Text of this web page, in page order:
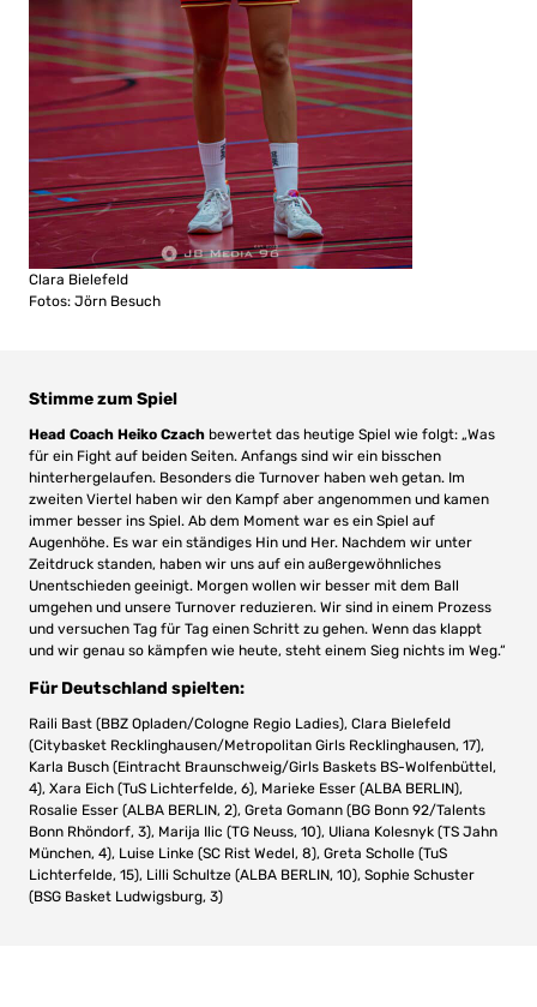
Clara Bielefeld
Fotos: Jörn Besuch
Stimme zum Spiel
Head Coach Heiko Czach bewertet das heutige Spiel wie folgt: „Was
für ein Fight auf beiden Seiten. Anfangs sind wir ein bisschen
hinterhergelaufen. Besonders die Turnover haben weh getan. Im
zweiten Viertel haben wir den Kampf aber angenommen und kamen
immer besser ins Spiel. Ab dem Moment war es ein Spiel auf
Augenhöhe. Es war ein ständiges Hin und Her. Nachdem wir unter
Zeitdruck standen, haben wir uns auf ein außergewöhnliches
Unentschieden geeinigt. Morgen wollen wir besser mit dem Ball
umgehen und unsere Turnover reduzieren. Wir sind in einem Prozess
und versuchen Tag für Tag einen Schritt zu gehen. Wenn das klappt
und wir genau so kämpfen wie heute, steht einem Sieg nichts im Weg.“
Für Deutschland spielten:
Raili Bast (BBZ Opladen/Cologne Regio Ladies), Clara Bielefeld
(Citybasket Recklinghausen/Metropolitan Girls Recklinghausen, 17),
Karla Busch (Eintracht Braunschweig/Girls Baskets BS-Wolfenbüttel,
4), Xara Eich (TuS Lichterfelde, 6), Marieke Esser (ALBA BERLIN),
Rosalie Esser (ALBA BERLIN, 2), Greta Gomann (BG Bonn 92/Talents
Bonn Rhöndorf, 3), Marija Ilic (TG Neuss, 10), Uliana Kolesnyk (TS Jahn
München, 4), Luise Linke (SC Rist Wedel, 8), Greta Scholle (TuS
Lichterfelde, 15), Lilli Schultze (ALBA BERLIN, 10), Sophie Schuster
(BSG Basket Ludwigsburg, 3)